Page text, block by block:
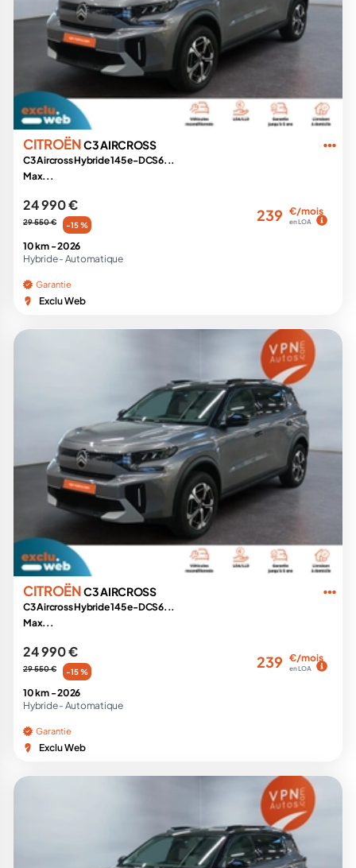
CITROËNC3 AIRCROSS
C3 Aircross Hybride 145 e-DCS6...
Max...
24 990 €
29 550 € -15 %
239 €/mois
en LOA
10 km -2026
Hybride - Automatique
Garantie
Exclu Web
CITROËNC3 AIRCROSS
C3 Aircross Hybride 145 e-DCS6...
Max...
24 990 €
29 550 € -15 %
239 €/mois
en LOA
10 km -2026
Hybride - Automatique
Garantie
Exclu Web